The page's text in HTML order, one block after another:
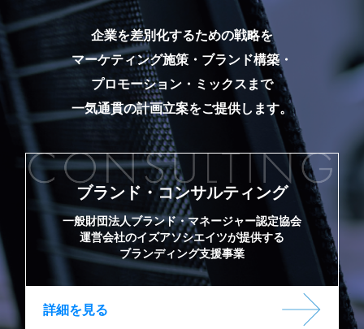
企業を差別化するための戦略を
マーケティング施策・ブランド構築・
プロモーション・ミックスまで
一気通貫の計画立案をご提供します。
ブランド・コンサルティング
一般財団法人ブランド・マネージャー認定協会
運営会社のイズアソシエイツが提供する
ブランディング支援事業
詳細を見る